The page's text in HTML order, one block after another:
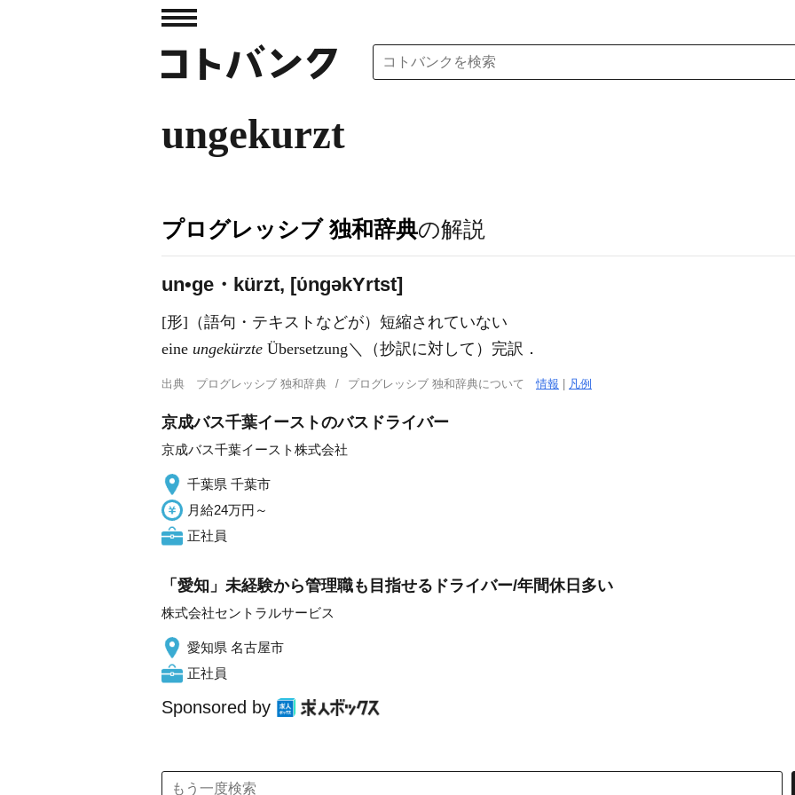
ungekurzt
プログレッシブ 独和辞典の解説
un•ge・kürzt, [ύnɡəkYrtst]
[形]（語句・テキストなどが）短縮されていない
eine ungekürzte Übersetzung＼（抄訳に対して）完訳．
出典 プログレッシブ 独和辞典 プログレッシブ 独和辞典について情報 凡例
京成バス千葉イーストのバスドライバー
京成バス千葉イースト株式会社
千葉県 千葉市
月給24万円～
正社員
「愛知」未経験から管理職も目指せるドライバー/年間休日多い
株式会社セントラルサービス
愛知県 名古屋市
正社員
Sponsored by